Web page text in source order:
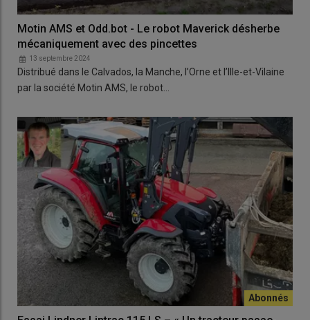
Motin AMS et Odd.bot - Le robot Maverick désherbe
mécaniquement avec des pincettes
13 septembre 2024
Distribué dans le Calvados, la Manche, l’Orne et l’Ille-et-Vilaine
par la société Motin AMS, le robot…